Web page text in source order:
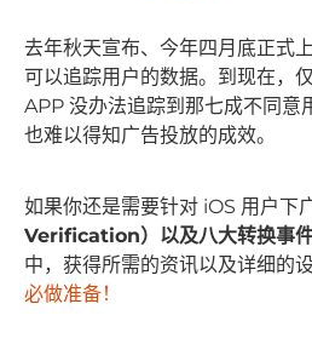
去年秋天宣布、今年四月底正式
可以追踪用户的数据。到现在，
APP 没办法追踪到那七成不同意
也难以得知广告投放的成效。
如果你还是需要针对 iOS 用户
Verification）以及八大转换事
中，获得所需的资讯以及详细的设
必做准备！